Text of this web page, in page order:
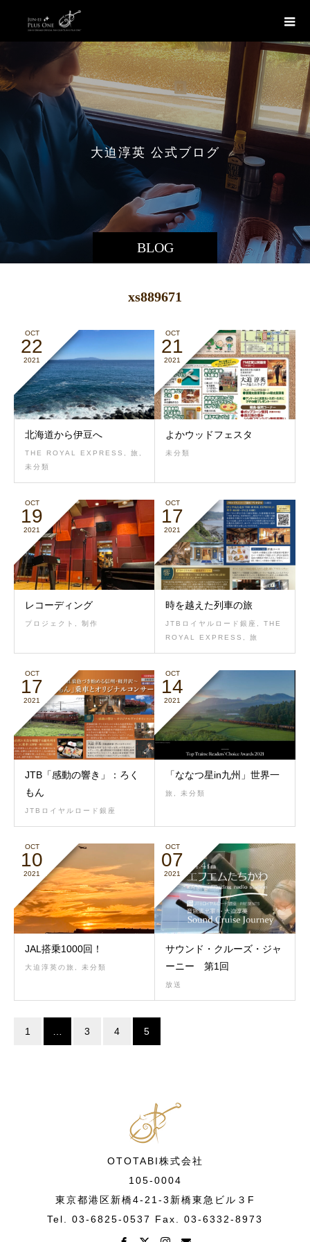
BLOG
大迫淳英 公式ブ ロ グ
xs889671
OCT
22
2021
北海道から伊豆へ
THE ROYAL EXPRESS , 旅 ,
未分類
OCT
21
2021
よかウッドフェスタ
未分類
OCT
19
2021
レコーディング
プロジェクト 制作
OCT
17
2021
時を越えた列車の旅
JTBロイヤルロード銀座
THE
ROYAL EXPRESS
旅
OCT
17
2021
JTB「感動の響き」：ろく
もん
JTBロイヤルロード銀座
OCT
14
2021
「ななつ星in九州」世界一
旅 未分類
OCT
10
2021
JAL搭乗1000回！
大迫淳英の旅 未分類
OCT
07
2021
サウンド・クルーズ・ジャ
ーニー 第1回
放送
1 3 4 5
OTOTABI株式会社
105-0004
東京都港区新橋4-21-3新橋東急ビル３F
Tel. 03-6825-0537 Fax. 03-6332-8973